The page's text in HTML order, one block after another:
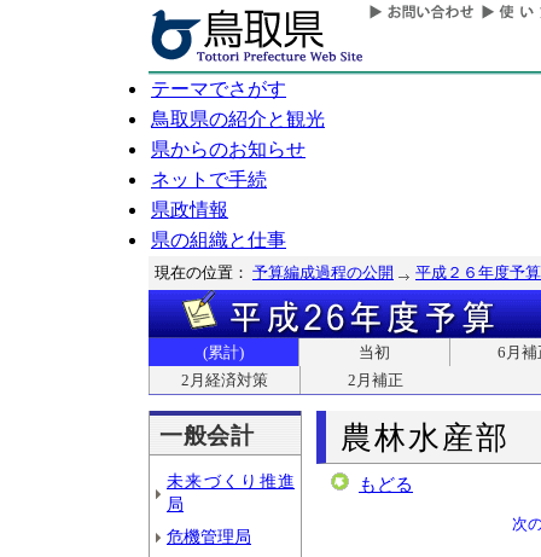
テーマでさがす
鳥取県の紹介と観光
県からのお知らせ
ネットで手続
県政情報
県の組織と仕事
現在の位置： 予算編成過程の公開 平成２６年度予算
(累計) 当初
6月補
2月経済対策
2月補正
一般会計
未来づくり推進
局
危機管理局
農林水産部
もどる
次